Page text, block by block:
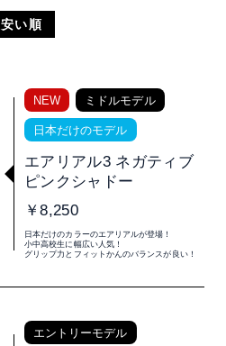
安い順
NEW ミドルモデル
日本だけのモデル
エアリアル3 ネガティブ
ピンクシャドー
￥8,250
日本だけのカラーのエアリアルが登場！
小中高校生に幅広い人気！
グリップ力とフィットかんのバランスが良い！
エントリーモデル